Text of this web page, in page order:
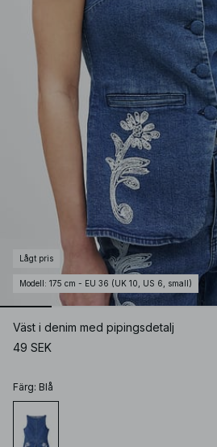
Lågt pris
Modell : 175 cm - EU 36 (UK 10, US 6, small)
Väst i denim med pipingsdetalj
49 SEK
Färg: Blå